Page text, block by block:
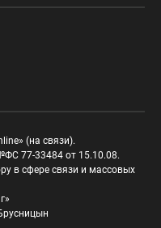
(на связи).
77-33484 от 15.10.08.
в сфере связи и массовых